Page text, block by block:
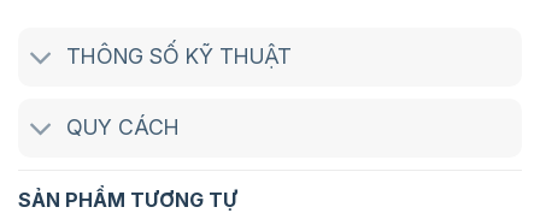
THÔNG SỐ KỸ THUẬT
QUY CÁCH
SẢN PHẨM TƯƠNG TỰ